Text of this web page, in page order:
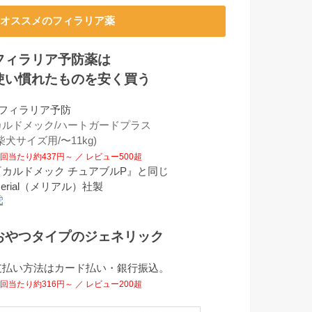
オススメのフィラリア薬
ィラリア予防薬は
い慣れたものを安く買う
ィラリア予防
ルドメック/ハートガードプラス
犬サイズ用/〜11kg)
当たり約437円～ ／ レビュー500超
カルドメック チュアブルP』と同じ
（メリアル）社製
やつタイプのジェネリック
い方法はカード払い・銀行振込。
当たり約316円～ ／ レビュー200超